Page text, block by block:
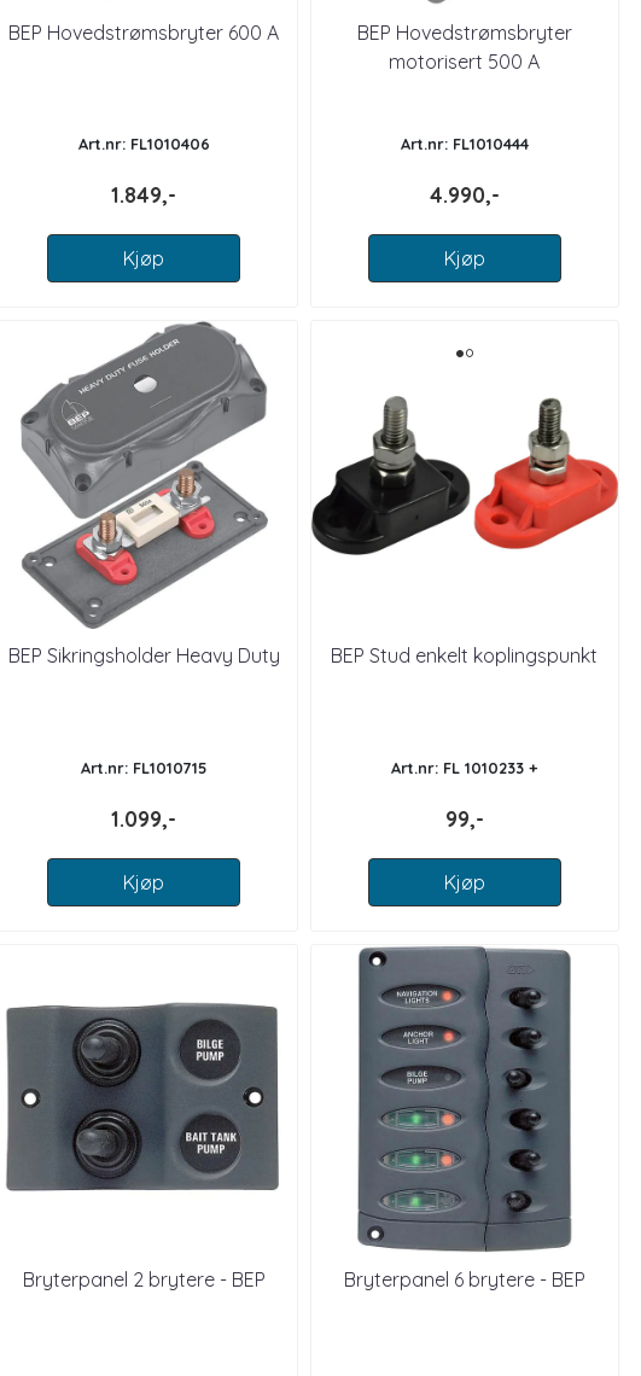
BEP Hovedstrømsbryter 600 A
Art.nr: FL1010406
1.849,-
Kjøp
BEP Hovedstrømsbryter
motorisert 500 A
Art.nr: FL1010444
4.990,-
Kjøp
BEP Sikringsholder Heavy Duty
Art.nr: FL1010715
1.099,-
Kjøp
BEP Stud enkelt koplingspunkt
Art.nr: FL 1010233 +
99,-
Kjøp
Bryterpanel 2 brytere - BEP Bryterpanel 6 brytere - BEP